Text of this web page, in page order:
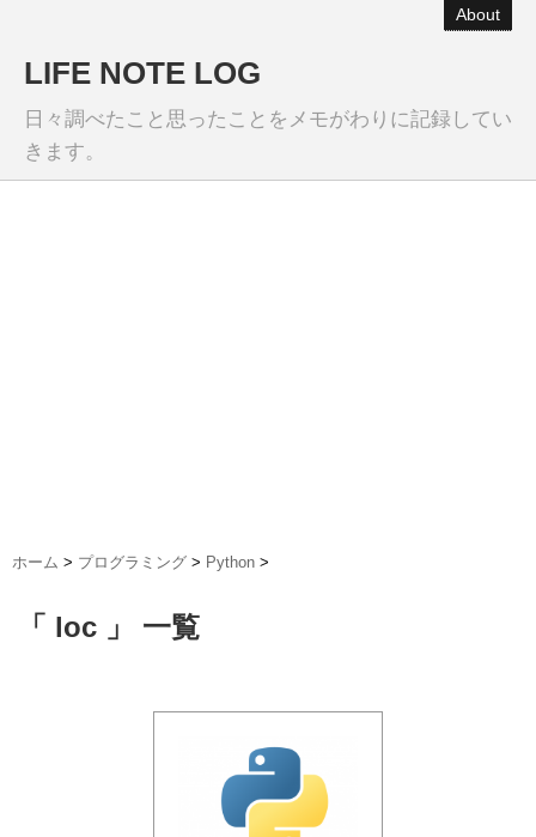
About
LIFE NOTE LOG
日々調べたこと思ったことをメモがわりに記録してい
きます。
ホーム > プログラミング > Python >
「 loc 」 一覧